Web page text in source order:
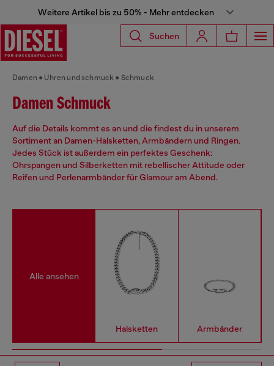
Weitere Artikel bis zu 50% - Mehr entdecken
Suchen
Damen Uhren und schmuck Schmuck
Damen Schmuck
Auf die Details kommt es an und die findest du in unserem
Sortiment an Damen-Halsketten, Armbändern und Ringen.
Jedes Stück ist außerdem ein perfektes Geschenk:
Ohrspangen und Silberketten mit rebellischer Attitude oder
Reifen und Perlenarmbänder für Glamour am Abend.
Alle ansehen
Halsketten Armbänder